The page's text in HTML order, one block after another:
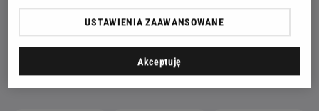
ZAPROŚ ZNAJOMYCH
USTAWIENIA ZAAWANSOWANE
Akceptuję